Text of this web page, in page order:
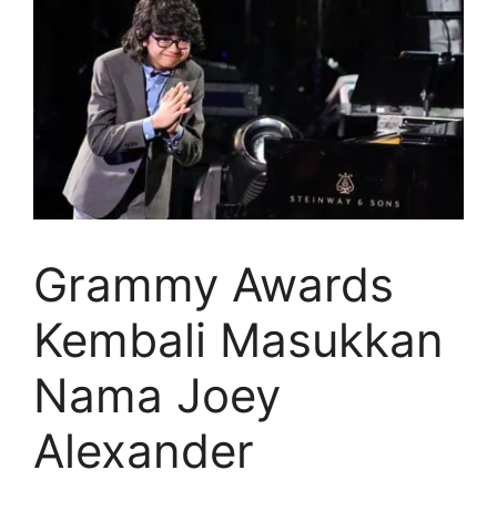
Grammy Awards
Kembali Masukkan
Nama Joey
Alexander